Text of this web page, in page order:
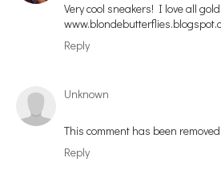
Very cool sneakers! I love all
Reply
Unknown
This comment has been
Reply